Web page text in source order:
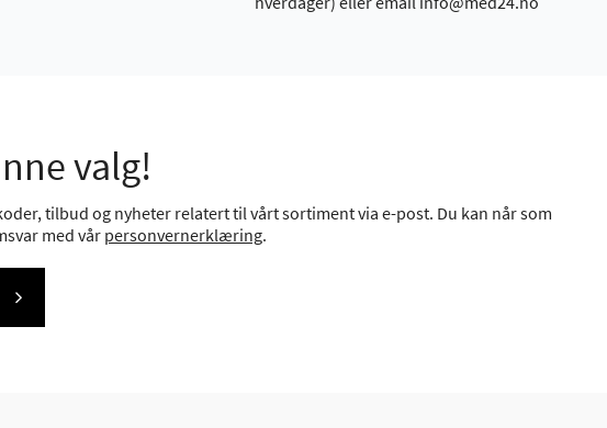
valg!
tilbud og nyheter relatert til vårt sortiment via e-post. Du kan når som
med vår personvernerklæring.